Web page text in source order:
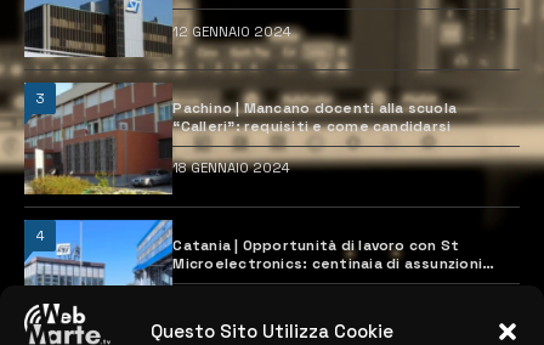
Questo Sito Utilizza Cookie
12 GENNAIO 2024
3
Pachino | Mancano docenti alla scuola
“Calleri”: requisiti e come candidarsi
18 GENNAIO 2024
4
Catania | Opportunità di lavoro con St
Microelectronics: centinaia di assunzioni
previste